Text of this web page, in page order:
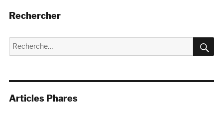
Rechercher
Recherche
pour :
Articles Phares